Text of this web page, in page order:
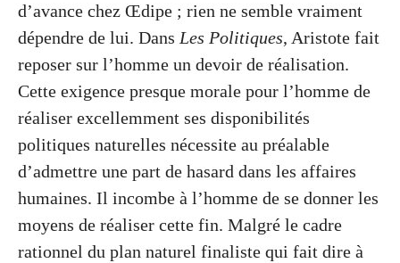
d’avance chez Œdipe ; rien ne semble vraiment
dépendre de lui. Dans Les Politiques, Aristote fait
reposer sur l’homme un devoir de réalisation.
Cette exigence presque morale pour l’homme de
réaliser excellemment ses disponibilités
politiques naturelles nécessite au préalable
d’admettre une part de hasard dans les affaires
humaines. Il incombe à l’homme de se donner les
moyens de réaliser cette fin. Malgré le cadre
rationnel du plan naturel finaliste qui fait dire à